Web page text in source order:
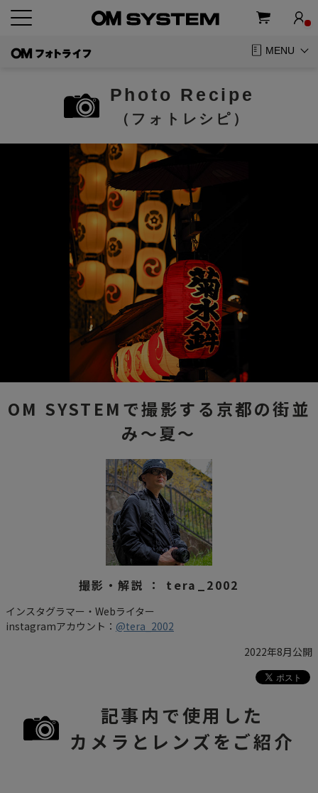
MENU
Photo Recipe
（フォトレシピ）
OM SYSTEMで撮影する京都の街並
み～夏～
撮影・解説 ： tera_2002
インスタグラマー・Webライター
instagramアカウント： @tera_2002
2022年8月公開
記事内で使用した
カメラとレンズをご紹介